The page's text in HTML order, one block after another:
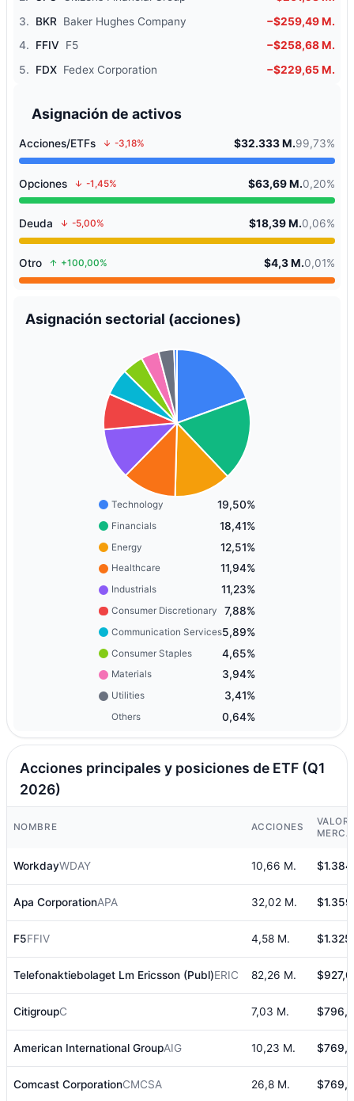
3.
BKR Baker Hughes Company
−$259,49 M.
4.
FFIV F5
−$258,68 M.
5.
FDX Fedex Corporation −$229,65 M.
Asignación de activos
Acciones/ETFs -3,18% $32.333 M.99,73%
Opciones -1,45% $63,69 M.0,20%
Deuda -5,00% $18,39 M.0,06%
Otro +100,00% $4,3 M.0,01%
Asignación sectorial (acciones)
Technology 19,50%
Financials 18,41%
Energy 12,51%
Healthcare 11,94%
Industrials 11,23%
Consumer Discretionary 7,88%
Communication Services5,89%
Consumer Staples 4,65%
Materials 3,94%
Utilities 3,41%
Others 0,64%
Acciones principales y posiciones de ETF (Q1
2026)
NOMBRE ACCIONES
VALOR
WorkdayWDAY 10,66 M.
Apa CorporationAPA 32,02 M.
F5FFIV 4,58 M. $1.325
Telefonaktiebolaget Lm Ericsson (Publ)ERIC 82,26 M.
CitigroupC 7,03 M.
American International GroupAIG 10,23 M.
Comcast CorporationCMCSA 26,8 M.